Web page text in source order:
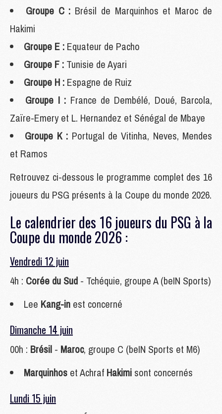
Groupe C : Brésil de Marquinhos et Maroc de
Hakimi
Groupe E : Equateur de Pacho
Groupe F : Tunisie de Ayari
Groupe H : Espagne de Ruiz
Groupe I : France de Dembélé, Doué, Barcola,
Zaïre-Emery et L. Hernandez et Sénégal de Mbaye
Groupe K : Portugal de Vitinha, Neves, Mendes
et Ramos
Retrouvez ci-dessous le programme complet des 16
joueurs du PSG présents à la Coupe du monde 2026.
Le calendrier des 16 joueurs du PSG à la
Coupe du monde 2026 :
Vendredi 12 juin
4h : Corée du Sud - Tchéquie, groupe A (beIN Sports)
Lee Kang-in est concerné
Dimanche 14 juin
00h : Brésil - Maroc, groupe C (beIN Sports et M6)
Marquinhos et Achraf Hakimi sont concernés
Lundi 15 juin